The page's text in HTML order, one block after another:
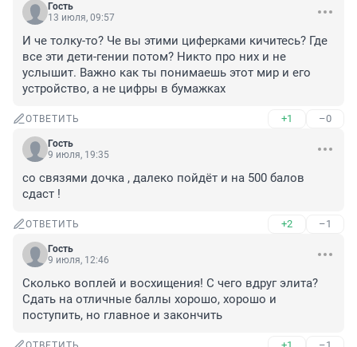
Гость
13 июля, 09:57
И че толку-то? Че вы этими циферками кичитесь? Где
все эти дети-гении потом? Никто про них и не
услышит. Важно как ты понимаешь этот мир и его
устройство, а не цифры в бумажках
ОТВЕТИТЬ +1 –0
Гость
9 июля, 19:35
со связями дочка , далеко пойдёт и на 500 балов
сдаст !
ОТВЕТИТЬ +2 –1
Гость
9 июля, 12:46
Сколько воплей и восхищения! С чего вдруг элита?
Сдать на отличные баллы хорошо, хорошо и
поступить, но главное и закончить